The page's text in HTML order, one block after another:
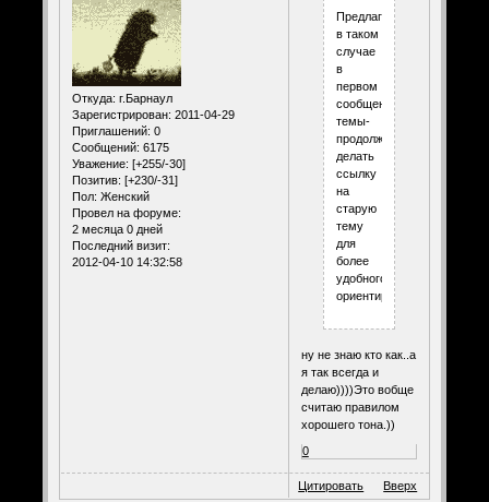
Откуда: г.Барнаул
Зарегистрирован: 2011-04-29
Приглашений: 0
Сообщений: 6175
Уважение: [+255/-30]
Позитив: [+230/-31]
Пол: Женский
Провел на форуме:
2 месяца 0 дней
Последний визит:
2012-04-10 14:32:58
Предлагаю
в таком
случае
в
первом
сообщении
темы-
продолжения
делать
ссылку
на
старую
тему
для
более
удобного
ориентирования.
ну не знаю кто как..а
я так всегда и
делаю))))Это вобще
считаю правилом
хорошего тона.))
0
Цитировать Вверх